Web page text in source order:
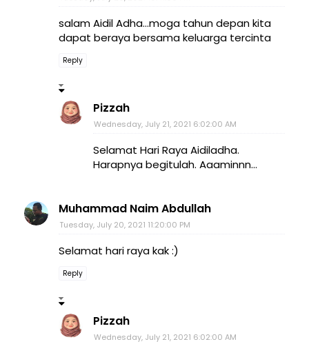
salam Aidil Adha...moga tahun depan kita
dapat beraya bersama keluarga tercinta
Reply
Pizzah
Wednesday, July 21, 2021 6:02:00 AM
Selamat Hari Raya Aidiladha.
Harapnya begitulah. Aaaminnn...
Muhammad Naim Abdullah
Tuesday, July 20, 2021 11:20:00 PM
Selamat hari raya kak :)
Reply
Pizzah
Wednesday, July 21, 2021 6:02:00 AM